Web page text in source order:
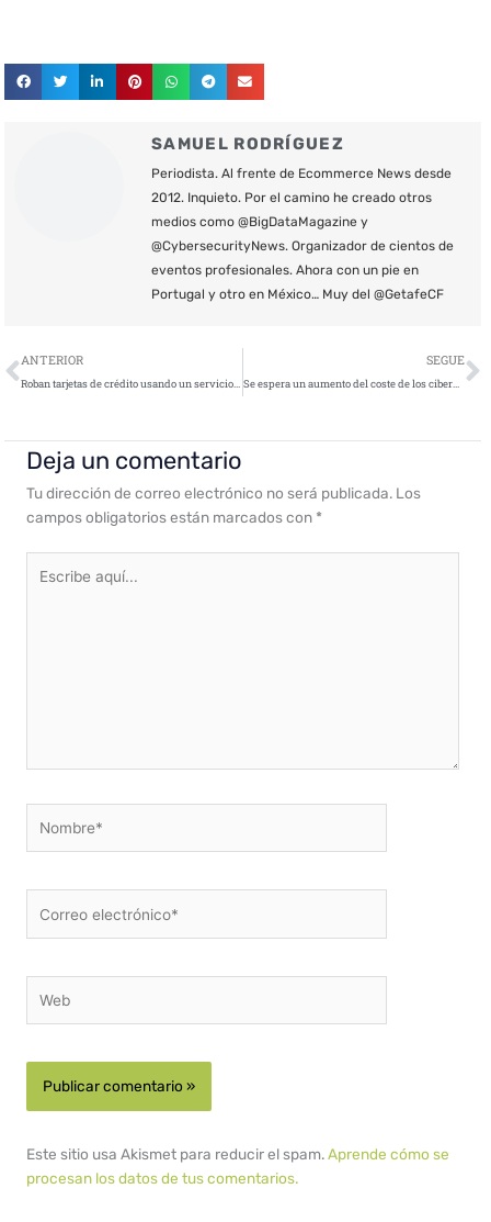
SAMUEL RODRÍGUEZ
Periodista. Al frente de Ecommerce News desde
2012. Inquieto. Por el camino he creado otros
medios como @BigDataMagazine y
@CybersecurityNews. Organizador de cientos de
eventos profesionales. Ahora con un pie en
Portugal y otro en México… Muy del @GetafeCF
Ant
ANTERIOR
Roban tarjetas de crédito usando un servicio de vídeo en la nube
SEGUE
Se espera un aumento del coste de los ciberataques para 2025
Deja un comentario
Tu dirección de correo electrónico no será publicada. Los
campos obligatorios están marcados con *
aquí...
electrónico*
Este sitio usa Akismet para reducir el spam.Aprende cómo se
procesan los datos de tus comentarios.